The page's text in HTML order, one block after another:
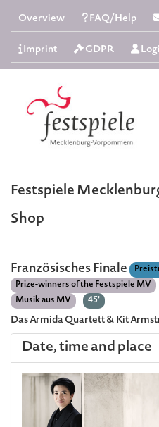
Overview FAQ/Help
Imprint GDPR
Festspiele
Shop
Französisches Finale
Prize-winners of the Festspiele MV
Musik aus MV
45’
Das Armida Quartett & Kit
Date, time and place